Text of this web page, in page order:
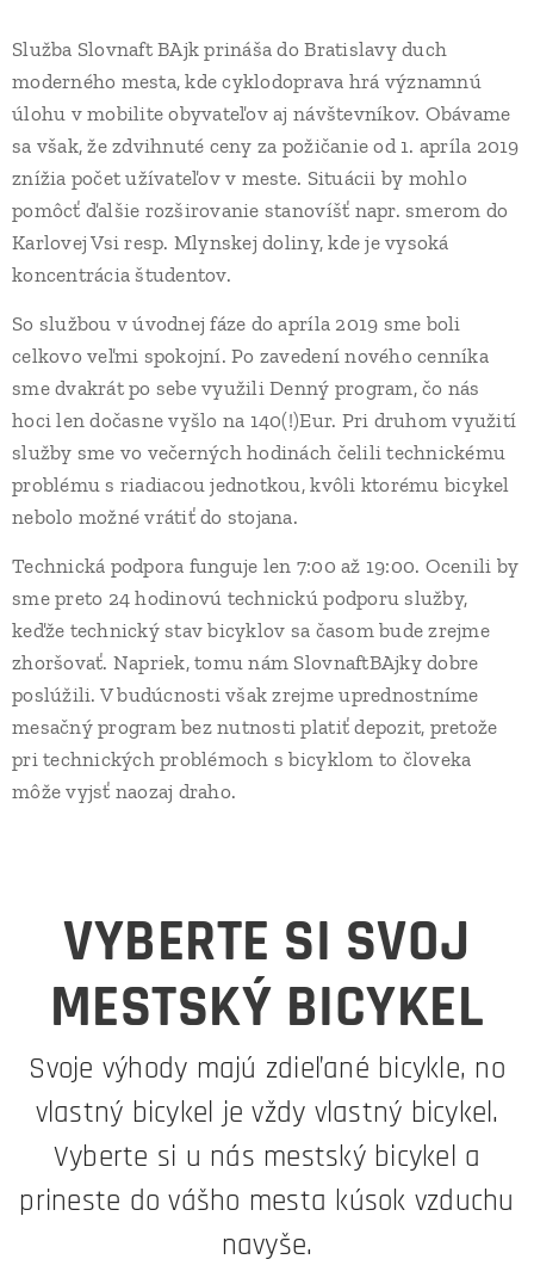
Služba Slovnaft BAjk prináša do Bratislavy duch
moderného mesta, kde cyklodoprava hrá významnú
úlohu v mobilite obyvateľov aj návštevníkov. Obávame
sa však, že zdvihnuté ceny za požičanie od 1. apríla 2019
znížia počet užívateľov v meste. Situácii by mohlo
pomôcť ďalšie rozširovanie stanovíšť napr. smerom do
Karlovej Vsi resp. Mlynskej doliny, kde je vysoká
koncentrácia študentov.
So službou v úvodnej fáze do apríla 2019 sme boli
celkovo veľmi spokojní. Po zavedení nového cenníka
sme dvakrát po sebe využili Denný program, čo nás
hoci len dočasne vyšlo na 140(!)Eur. Pri druhom využití
služby sme vo večerných hodinách čelili technickému
problému s riadiacou jednotkou, kvôli ktorému bicykel
nebolo možné vrátiť do stojana.
Technická podpora funguje len 7:00 až 19:00. Ocenili by
sme preto 24 hodinovú technickú podporu služby,
keďže technický stav bicyklov sa časom bude zrejme
zhoršovať. Napriek, tomu nám SlovnaftBAjky dobre
poslúžili. V budúcnosti však zrejme uprednostníme
mesačný program bez nutnosti platiť depozit, pretože
pri technických problémoch s bicyklom to človeka
môže vyjsť naozaj draho.
VYBERTE SI SVOJ
MESTSKÝ BICYKEL
Svoje výhody majú zdieľané bicykle, no
vlastný bicykel je vždy vlastný bicykel.
Vyberte si u nás mestský bicykel a
prineste do vášho mesta kúsok vzduchu
navyše.